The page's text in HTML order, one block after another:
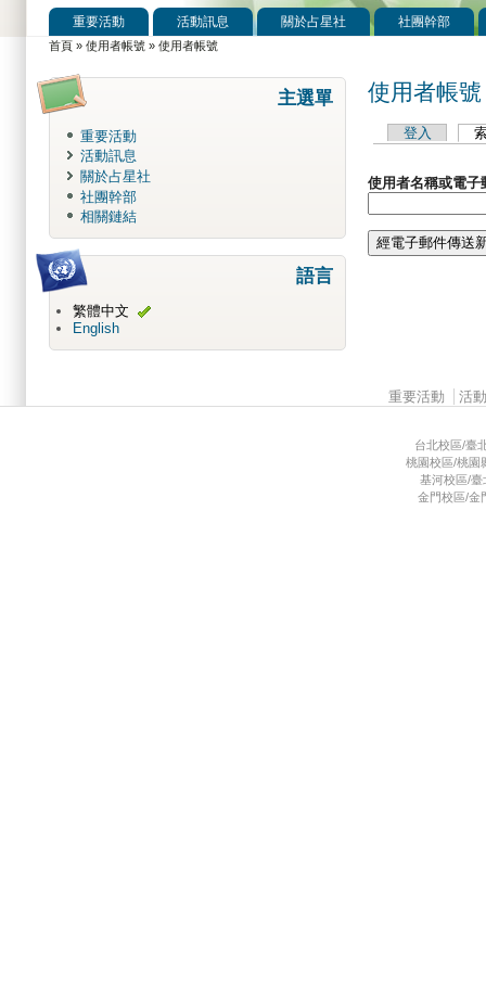
主選單
重要活動 活動訊息 關於占星社 社團幹部
您在這裡
首頁 » 使用者帳號 » 使用者帳號
使用者帳號
主要索引標籤
登入
使用者名稱或電
主選單
重要活動
活動訊息
關於占星社
社團幹部
相關鏈結
語言
繁體中文
English
重要活動 活
台北校區/臺
桃園校區/桃園
基河校區/臺
金門校區/金